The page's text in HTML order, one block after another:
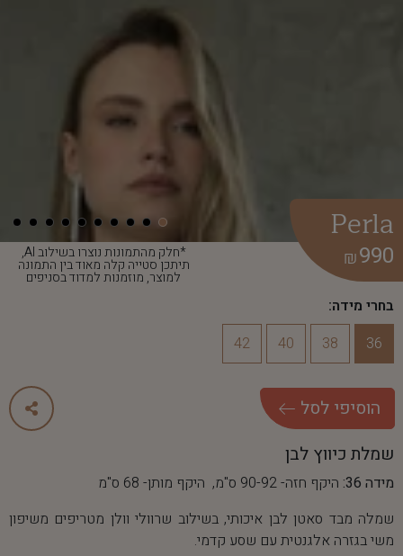
*חלק מהתמונות נוצרו בשילוב AI,
תיתכן סטייה קלה מאוד בין התמונה
למוצר, מוזמנות למדוד בסניפים
Perla
990
₪
בחרי מידה:
36
38
40
42
הוסיפי לסל
שמלת כיווץ לבן
מידה 36:
היקף חזה- 90-92 ס"מ, היקף מותן- 68 ס"מ
שמלה מבד סאטן לבן איכותי, בשילוב שרוולי וולן מטריפים משיפון
משי בגזרה אלגנטית עם שסע קדמי.